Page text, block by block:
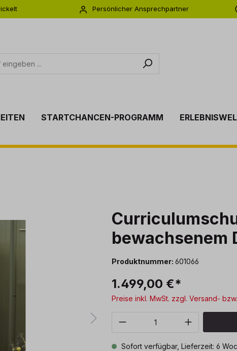
Persönlicher Ansprechpartner
STARTCHANCEN-PROGRAMM
bewachsenem
Produktnummer:601066
1.499,00 €*
Preise inkl. MwSt. zzgl. Versand-
Produkt Anzahl:
Sofort verfügbar, Lieferzeit: 6